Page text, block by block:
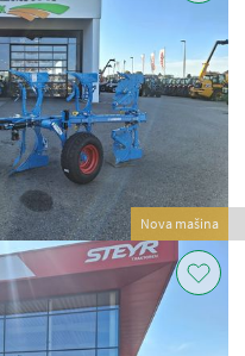
Nova mašina